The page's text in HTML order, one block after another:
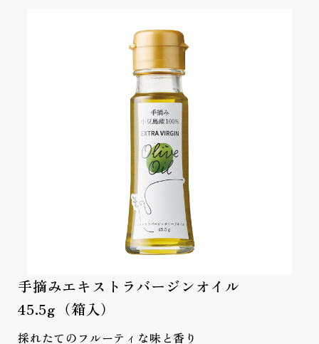
手摘みエキストラバージンオイル
45.5g（箱入）
採れたてのフルーティな味と香り